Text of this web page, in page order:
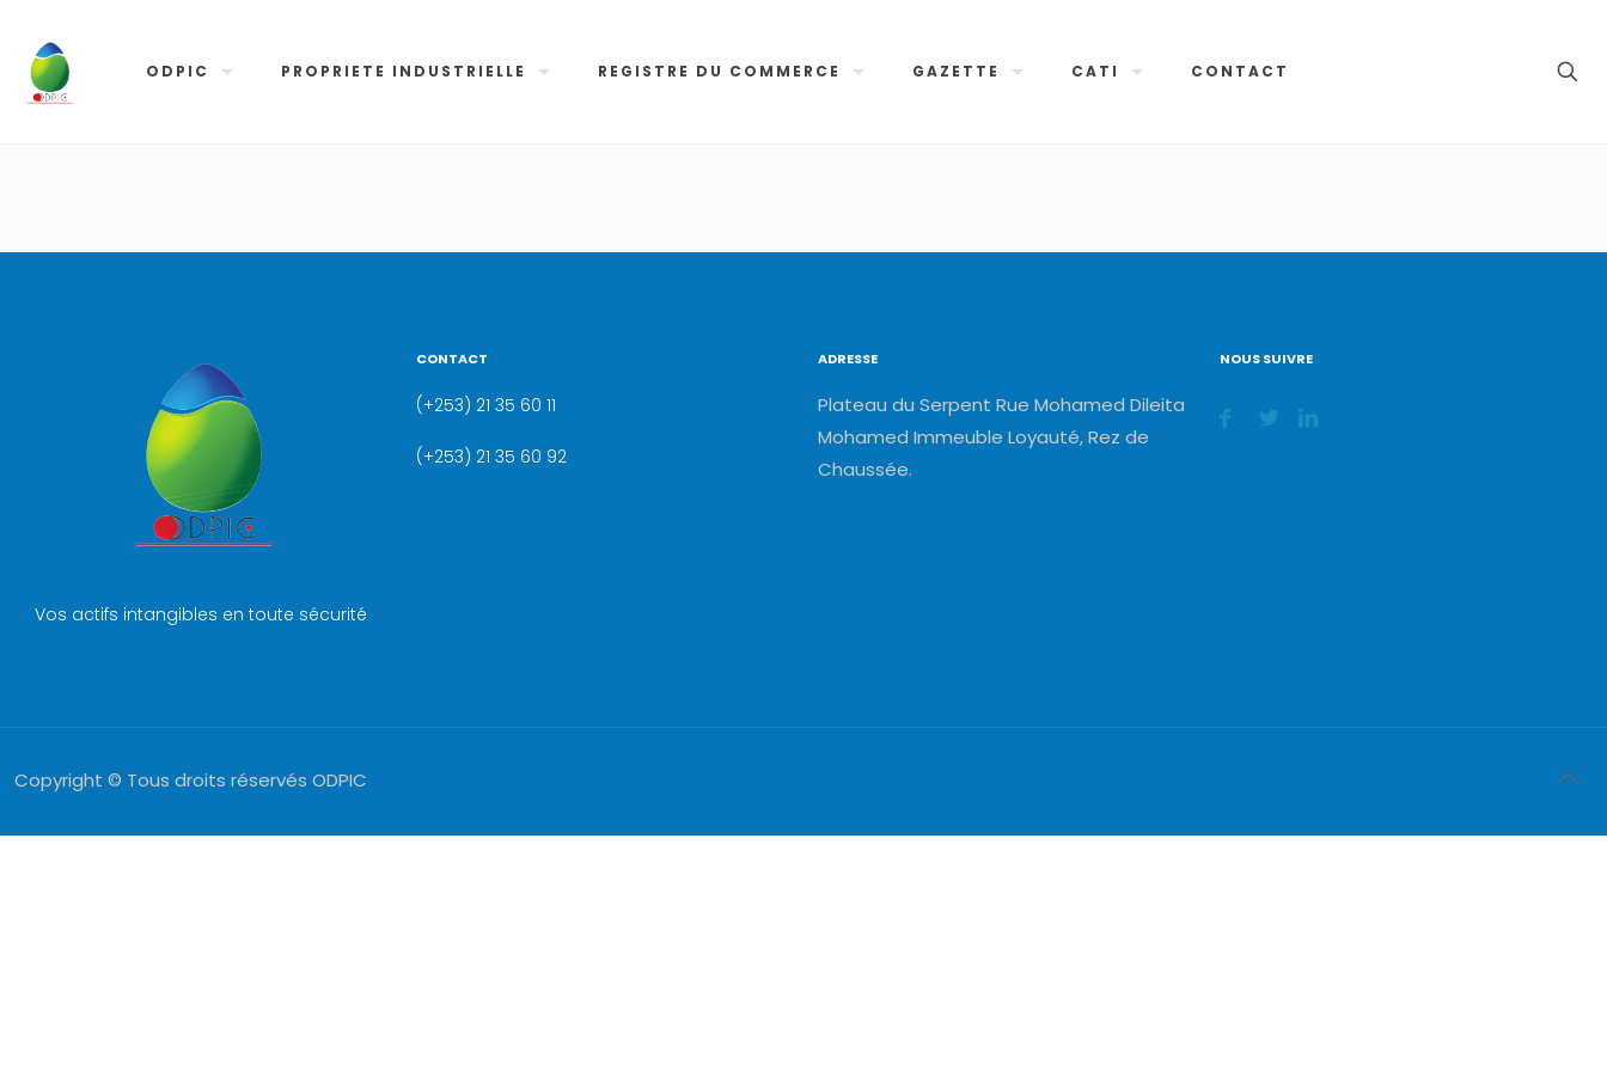
ODPIC PROPRIETE INDUSTRIELLE REGISTRE DU COMMERCE GAZETTE CATI CONTACT
Vos actifs intangibles en toute sécurité
CONTACT
(+253) 21 35 60 11
(+253) 21 35 60 92
ADRESSE
Plateau du Serpent Rue Mohamed Dileita
Mohamed Immeuble Loyauté, Rez de
Chaussée.
NOUS SUIVRE
Copyright © Tous droits réservés ODPIC